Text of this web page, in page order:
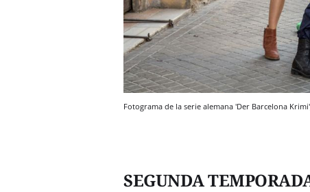
Fotograma de la serie alemana 'Der Barcelona
SEGUNDA